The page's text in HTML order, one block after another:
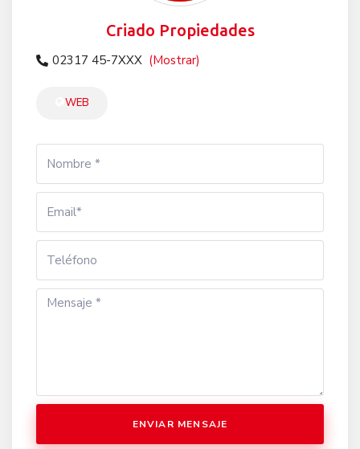
Criado Propiedades
02317 45-7XXX (Mostrar)
WEB
ENVIAR MENSAJE